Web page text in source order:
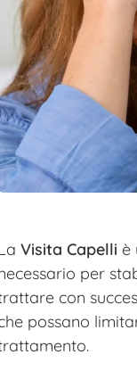
Visita Capelli è
per
con
possano